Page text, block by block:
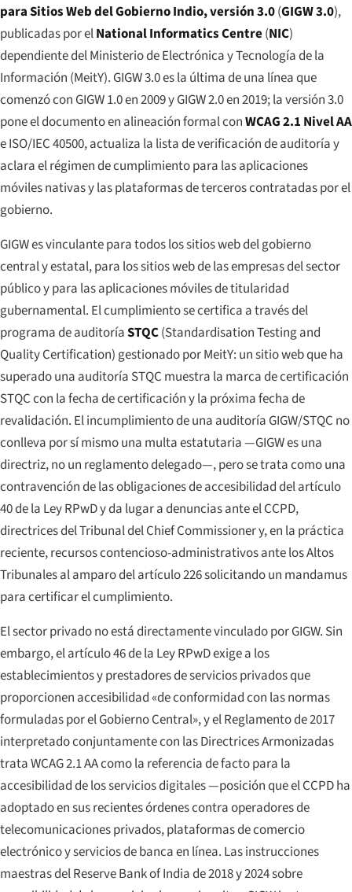
para Sitios Web del Gobierno Indio, versión 3.0(GIGW 3.0),
publicadas por elNational Informatics Centre(NIC)
dependiente del Ministerio de Electrónica y Tecnología de la
Información (MeitY). GIGW 3.0 es la última de una línea que
comenzó con GIGW 1.0 en 2009 y GIGW 2.0 en 2019; la versión 3.0
pone el documento en alineación formal conWCAG 2.1 Nivel AA
e ISO/IEC 40500, actualiza la lista de verificación de auditoría y
aclara el régimen de cumplimiento para las aplicaciones
móviles nativas y las plataformas de terceros contratadas por el
gobierno.
GIGW es vinculante para todos los sitios web del gobierno
central y estatal, para los sitios web de las empresas del sector
público y para las aplicaciones móviles de titularidad
gubernamental. El cumplimiento se certifica a través del
programa de auditoríaSTQC(Standardisation Testing and
Quality Certification) gestionado por MeitY: un sitio web que ha
superado una auditoría STQC muestra la marca de certificación
STQC con la fecha de certificación y la próxima fecha de
revalidación. El incumplimiento de una auditoría GIGW/STQC no
conlleva por sí mismo una multa estatutaria —GIGW es una
directriz, no un reglamento delegado—, pero se trata como una
contravención de las obligaciones de accesibilidad del artículo
40 de la Ley RPwD y da lugar a denuncias ante el CCPD,
directrices del Tribunal del Chief Commissioner y, en la práctica
reciente, recursos contencioso-administrativos ante los Altos
Tribunales al amparo del artículo 226 solicitando un mandamus
para certificar el cumplimiento.
El sector privado no está directamente vinculado por GIGW. Sin
embargo, el artículo 46 de la Ley RPwD exige a los
establecimientos y prestadores de servicios privados que
proporcionen accesibilidad «de conformidad con las normas
formuladas por el Gobierno Central», y el Reglamento de 2017
interpretado conjuntamente con las Directrices Armonizadas
trata WCAG 2.1 AA como la referencia de facto para la
accesibilidad de los servicios digitales —posición que el CCPD ha
adoptado en sus recientes órdenes contra operadores de
telecomunicaciones privados, plataformas de comercio
electrónico y servicios de banca en línea. Las instrucciones
maestras del Reserve Bank of India de 2018 y 2024 sobre